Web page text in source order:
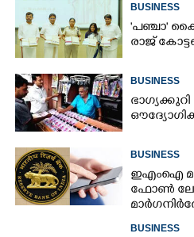
BUSINESS
'​പ​ഞ്ചാ​'​
രാ​ജ്
BUSINESS
BUSINESS
ഇഎംഐ
ഫോൺ
BUSINESS